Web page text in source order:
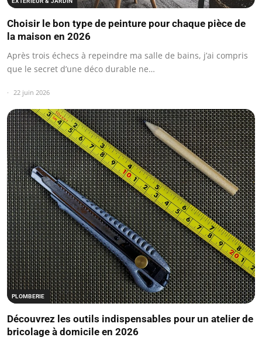
Choisir le bon type de peinture pour chaque pièce de
la maison en 2026
Après trois échecs à repeindre ma salle de bains, j’ai compris
que le secret d’une déco durable ne…
22 juin 2026
PLOMBERIE
Découvrez les outils indispensables pour un atelier de
bricolage à domicile en 2026